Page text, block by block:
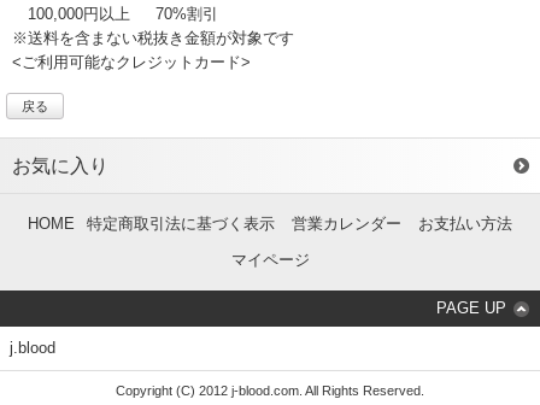
100,000円以上
70%割引
※送料を含まない税抜き金額が対象です
<ご利用可能なクレジットカード>
戻る
お気に入り
HOME 特定商取引法に基づく表示 営業カレンダー
お支払い方法
マイページ
PAGE UP
j.blood
Copyright (C) 2012 j-blood.com. All Rights Reserved.